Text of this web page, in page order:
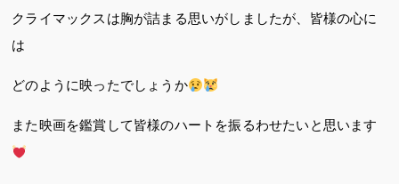
クライマックスは胸が詰まる思いがしましたが、皆様の心に
は
どのように映ったでしょうか
また映画を鑑賞して皆様のハートを振るわせたいと思います